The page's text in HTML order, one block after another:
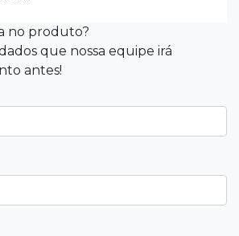
Santos Costa
do EmaDetox e também
no emagrecimento. Você pode
no produto?
que nossa equipe irá
antes!